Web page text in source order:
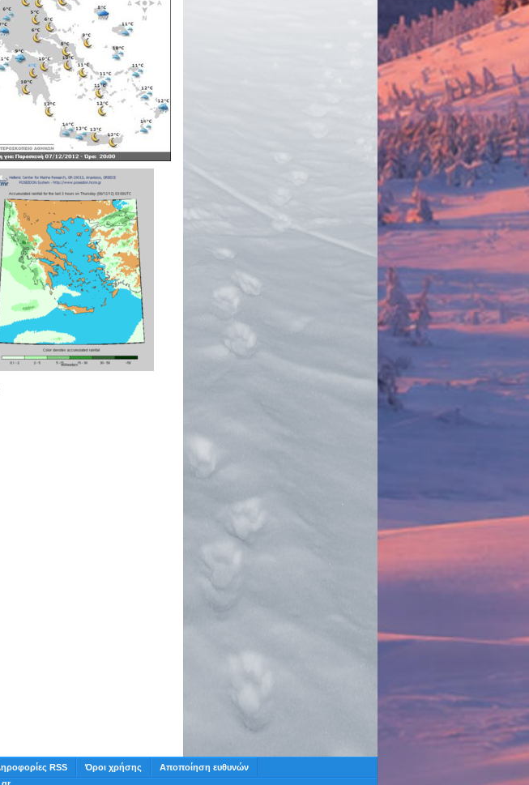
RSS Όροι χρήσης
Αποποίηση ευθυνών